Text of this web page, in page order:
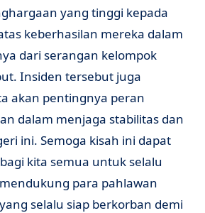
yang tinggi kepada
keberhasilan mereka dalam
dari serangan kelompok
Insiden tersebut juga
akan pentingnya peran
dalam menjaga stabilitas dan
ini. Semoga kisah ini dapat
kita semua untuk selalu
para pahlawan
selalu siap berkorban demi